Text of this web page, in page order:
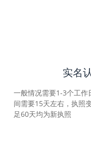
实名
一般情况需要1-3个工作
间需要15天左右，执照
足60天均为新执照